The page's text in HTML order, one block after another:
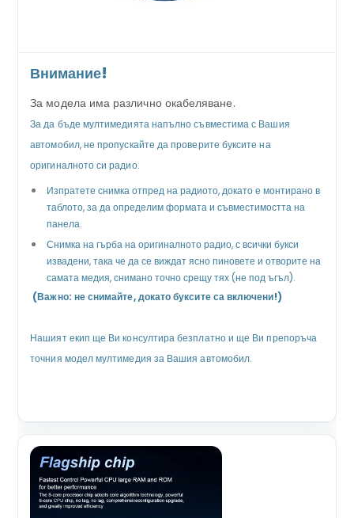
Внимание!
За модела има различно окабеляване.
За да бъде мултимедията напълно съвместима с Вашия
автомобил, не пропускайте да проверите буксите на
оригиналното си радио.
Изпратете снимка отпред на радиото, докато е монтирано в
таблото, за да определим формата и съвместимостта на
панела.
Снимка на гърба на оригиналното радио, с всички букси
извадени, така че да се виждат ясно пиновете и отворите на
самата медия, снимано точно срещу тях (не под ъгъл).
(Важно: не снимайте, докато буксите са включени!)
Нашият екип ще Ви консултира безплатно и ще Ви препоръча
точния модел мултимедия за Вашия автомобил.